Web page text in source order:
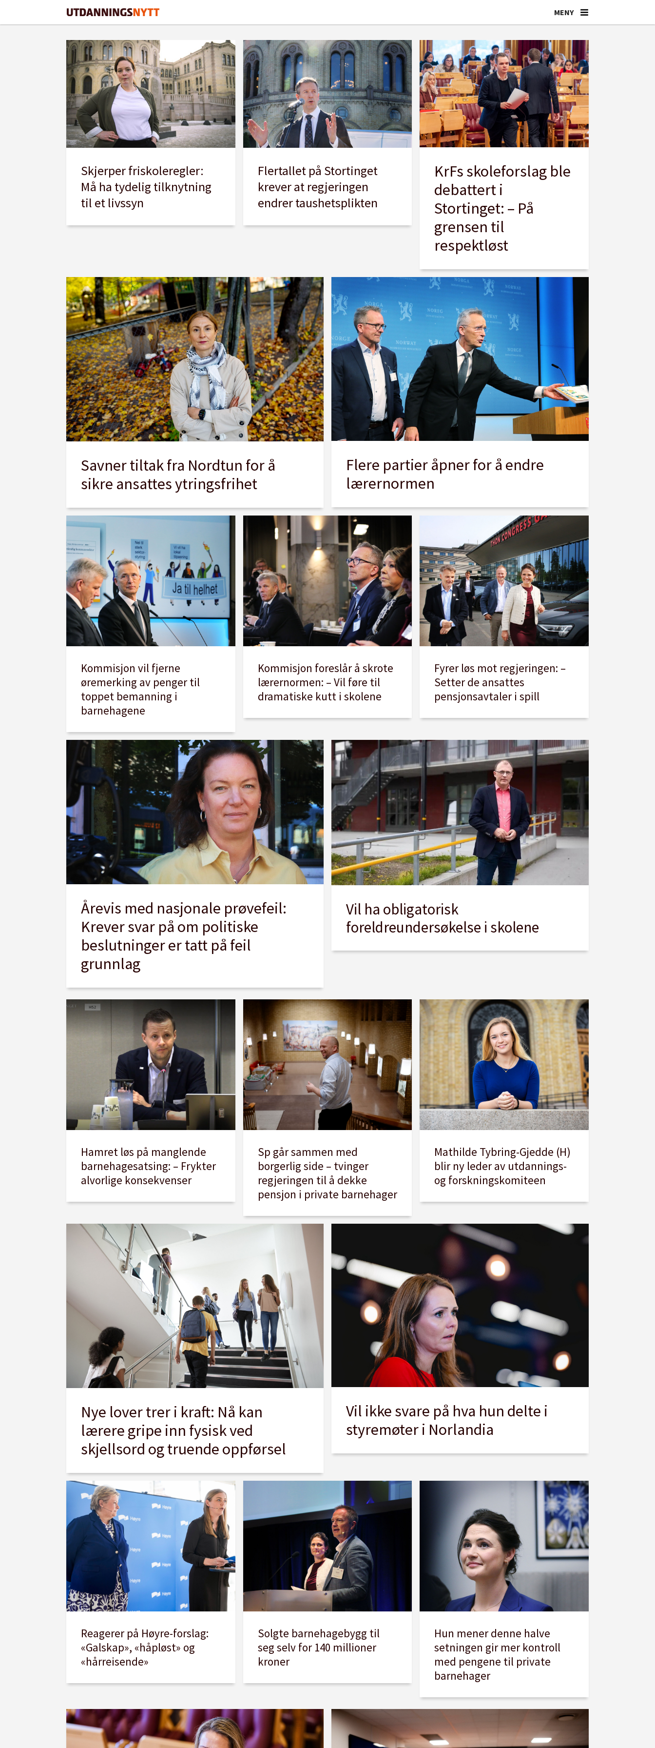
stortinget
Skjerper friskoleregler:
Må ha tydelig tilknytning
til et livssyn
Flertallet på Stortinget
krever at regjeringen
endrer taushetsplikten
KrFs skoleforslag ble
debattert i
Stortinget: – På
grensen til
respektløst
Savner tiltak fra Nordtun for å
sikre ansattes ytringsfrihet
Flere partier åpner for å endre
lærernormen
Kommisjon vil fjerne
øremerking av penger til
toppet bemanning i
barnehagene
Kommisjon foreslår å skrote
lærernormen: – Vil føre til
dramatiske kutt i skolene
Fyrer løs mot regjeringen: –
Setter de ansattes
pensjonsavtaler i spill
Årevis med nasjonale prøvefeil:
Krever svar på om politiske
beslutninger er tatt på feil
grunnlag
Vil ha obligatorisk
foreldreundersøkelse i skolene
Hamret løs på manglende
barnehagesatsing: – Frykter
alvorlige konsekvenser
Sp går sammen med
borgerlig side – tvinger
regjeringen til å dekke
pensjon i private barnehager
Mathilde Tybring-Gjedde (H)
blir ny leder av utdannings-
og forskningskomiteen
Nye lover trer i kraft: Nå kan
lærere gripe inn fysisk ved
skjellsord og truende oppførsel
Vil ikke svare på hva hun delte i
styremøter i Norlandia
Reagerer på Høyre-forslag:
«Galskap», «håpløst» og
«hårreisende»
Solgte barnehagebygg til
seg selv for 140 millioner
kroner
Hun mener denne halve
setningen gir mer kontroll
med pengene til private
barnehager